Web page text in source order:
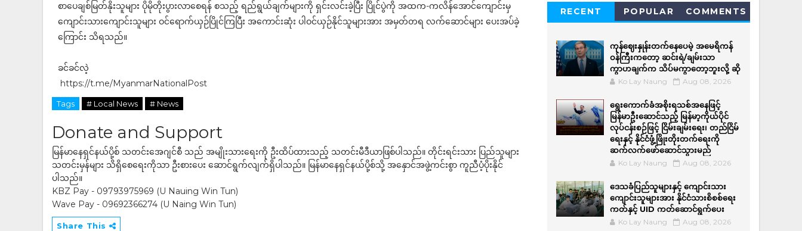
စာပေချစ်မြတ်နိုးသူများ ပိုမိုတိုးပွားလာစေရန် စသည့် ရည်ရွယ်ချက်များကို ရှင်းလင်းခဲ့ပြီး ပြိုင်ပွဲကို အထက-ကလိန်အောင်ကျောင်းမှ
ကျောင်းသားကျောင်းသူများ ဝင်ရောက်ယှဉ်ပြိုင်ကြပြီး အကောင်းဆုံး ပါဝင်ယှဉ်နိုင်သူများအား အမှတ်တရ လက်ဆောင်များ ပေးအပ်ခဲ့
ကြောင်း သိရသည်။
ခင်ခင်လဲ့
https://t.me/MyanmarNationalPost
Tags # Local News # News
Donate and Support
မြန်မာနေရှင်နယ်ပို့စ် သတင်းအေဂျင်စီ သည် အမျိုးသားရေးကို ဦးထိပ်ထားသည့် သတင်းမီဒီယာဖြစ်ပါသည်။ တိုင်းရင်းသား ပြည်သူများ
သတင်းမှန်များ သိရှိစေရေးကိုသာ ဦးစားပေး ဆောင်ရွက်လျက်ရှိပါသည်။ မြန်မာနေရှင်နယ်ပို့စ်သို့ အနှောင်အဖွဲ့ကင်းစွာ ကူညီပံ့ပိုးနိုင်
ပါသည်။
KBZ Pay - 09793975969 (U Nauing Win Tun)
Wave Pay - 09692366274 (U Naing Win Tun)
Share This
RECENT POPULAR COMMENTS
ကုန်ဈေးနှုန်းတက်နေပေမဲ့ အမေရိကန်
ဝန်ကြီးကတော့ ဆင်းရဲ/ချမ်းသာ
ကွာဟချက်က သိပ်မကွာတော့ဘူးလို့ ဆို
Ko Lay Naung Aug 08, 2026
ရွေးကောက်ခံအစိုးရသစ်အနေဖြင့်
မြန်မာဦးဆောင်သည့် မြန်မာ့ကိုယ်ပိုင်
လုပ်ငန်းစဉ်ဖြင့် ငြိမ်းချမ်းရေး၊ တည်ငြိမ်
ရေးနှင့် နိုင်ငံဖွံ့ဖြိုးတိုးတက်ရေးကို
ဆက်လက်ဖော်ဆောင်သွားမည်
Ko Lay Naung Aug 08, 2026
ဒေသခံပြည်သူများနှင့် ကျောင်းသား
ကျောင်းသူများအား နိုင်ငံသားစိစစ်ရေး
ကတ်နှင့် UID ကတ်ဆောင်ရွက်ပေး
Ko Lay Naung Aug 08, 2026